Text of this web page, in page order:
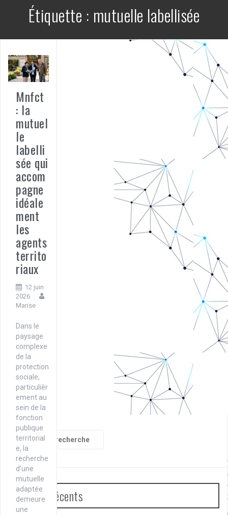
Étiquette : mutuelle labellisée
Mnfct
: la
mutuel
le
labelli
sée qui
accom
pagne
idéale
ment
les
agents
territo
riaux
12 juin
2026
Marise
Dans le
paysage
complexe
de la
protection
sociale,
particulièr
ement au
sein de la
fonction
publique
territorial
e, la
recherche
d’une
mutuelle
adaptée
demeure
une
Recherche
Articles récents